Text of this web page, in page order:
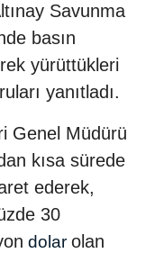
Savunma
basın
yürüttükleri
yanıtladı.
Genel Müdürü
kısa sürede
ederek,
30
dolar olan